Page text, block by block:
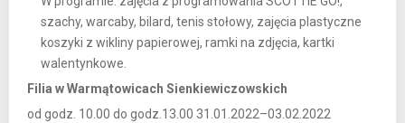
szachy, warcaby, bilard, tenis stołowy, zajęcia plastyczne
koszyki z wikliny papierowej, ramki na zdjęcia, kartki
walentynkowe.
Filia w Warmątowicach Sienkiewiczowskich
od godz. 10.00 do godz.13.00 31.01.2022–03.02.2022